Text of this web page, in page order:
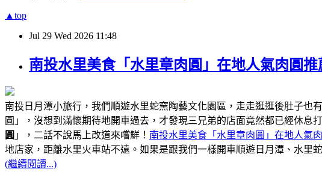
▲top
Jul 29 Wed 2026 11:48
南投水里美食「水里章肉圓」在地人氣肉圓
南投日月潭小旅行，我們順遊水里蛇窯陶藝文化園區，走走逛逛後肚子
圓」，沒想到滿懷期待地開車過去，才發現三兄弟的店面竟然都已經休
圓 」，二話不說馬上改道來嚐鮮！ 南投水里美食「水里章肉圓」在地人氣
地店家， 距離水里火車站不遠 。如果是跟我們一樣開車順遊日月潭、水里
(繼續閱讀...)